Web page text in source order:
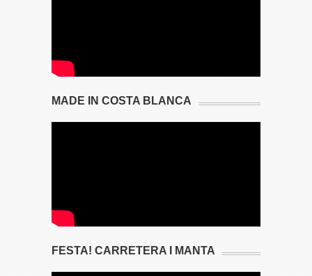
MADE IN COSTA BLANCA
FESTA! CARRETERA I MANTA